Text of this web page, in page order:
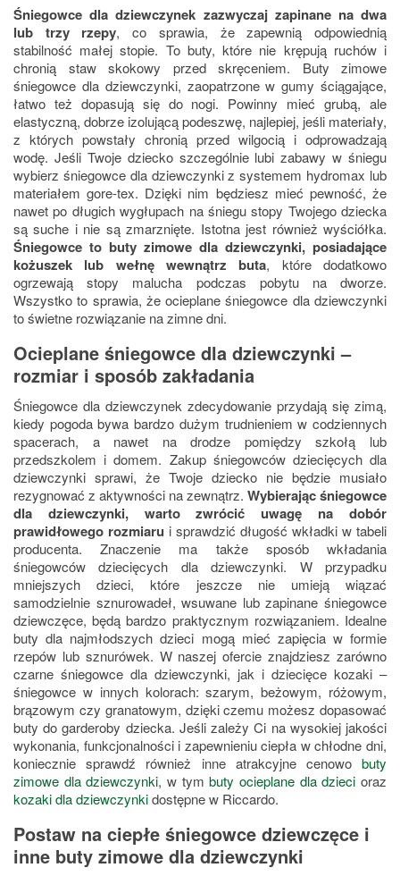
Śniegowce dla dziewczynek zazwyczaj zapinane na dwa
lub trzy rzepy, co sprawia, że zapewnią odpowiednią
stabilność małej stopie. To buty, które nie krępują ruchów i
chronią staw skokowy przed skręceniem. Buty zimowe
śniegowce dla dziewczynki, zaopatrzone w gumy ściągające,
łatwo też dopasują się do nogi. Powinny mieć grubą, ale
elastyczną, dobrze izolującą podeszwę, najlepiej, jeśli materiały,
z których powstały chronią przed wilgocią i odprowadzają
wodę. Jeśli Twoje dziecko szczególnie lubi zabawy w śniegu
wybierz śniegowce dla dziewczynki z systemem hydromax lub
materiałem gore-tex. Dzięki nim będziesz mieć pewność, że
nawet po długich wygłupach na śniegu stopy Twojego dziecka
są suche i nie są zmarznięte. Istotna jest również wyściółka.
Śniegowce to buty zimowe dla dziewczynki, posiadające
kożuszek lub wełnę wewnątrz buta, które dodatkowo
ogrzewają stopy malucha podczas pobytu na dworze.
Wszystko to sprawia, że ocieplane śniegowce dla dziewczynki
to świetne rozwiązanie na zimne dni.
Ocieplane śniegowce dla dziewczynki –
rozmiar i sposób zakładania
Śniegowce dla dziewczynek zdecydowanie przydają się zimą,
kiedy pogoda bywa bardzo dużym trudnieniem w codziennych
spacerach, a nawet na drodze pomiędzy szkołą lub
przedszkolem i domem. Zakup śniegowców dziecięcych dla
dziewczynki sprawi, że Twoje dziecko nie będzie musiało
rezygnować z aktywności na zewnątrz. Wybierając śniegowce
dla dziewczynki, warto zwrócić uwagę na dobór
prawidłowego rozmiaru i sprawdzić długość wkładki w tabeli
producenta. Znaczenie ma także sposób wkładania
śniegowców dziecięcych dla dziewczynki. W przypadku
mniejszych dzieci, które jeszcze nie umieją wiązać
samodzielnie sznurowadeł, wsuwane lub zapinane śniegowce
dziewczęce, będą bardzo praktycznym rozwiązaniem. Idealne
buty dla najmłodszych dzieci mogą mieć zapięcia w formie
rzepów lub sznurówek. W naszej ofercie znajdziesz zarówno
czarne śniegowce dla dziewczynki, jak i dziecięce kozaki –
śniegowce w innych kolorach: szarym, beżowym, różowym,
brązowym czy granatowym, dzięki czemu możesz dopasować
buty do garderoby dziecka. Jeśli zależy Ci na wysokiej jakości
wykonania, funkcjonalności i zapewnieniu ciepła w chłodne dni,
koniecznie sprawdź również inne atrakcyjne cenowo buty
zimowe dla dziewczynki, w tymbuty ocieplane dla dzieci oraz
kozaki dla dziewczynkidostępne w Riccardo.
Postaw na ciepłe śniegowce dziewczęce i
inne buty zimowe dla dziewczynki